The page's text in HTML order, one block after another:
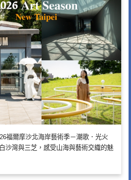
福爾摩沙北海岸藝術季－潮歌．光火
沙灣與三芝，感受山海與藝術交織的魅